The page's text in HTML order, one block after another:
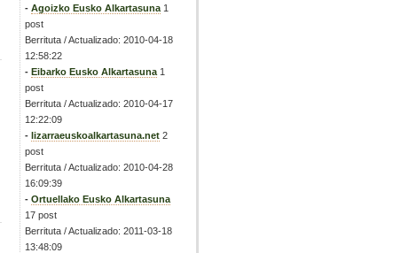
- Agoizko Eusko Alkartasuna 1
post
Berrituta / Actualizado: 2010-04-18
12:58:22
- Eibarko Eusko Alkartasuna 1
post
Berrituta / Actualizado: 2010-04-17
12:22:09
- lizarraeuskoalkartasuna.net 2
post
Berrituta / Actualizado: 2010-04-28
16:09:39
- Ortuellako Eusko Alkartasuna
17 post
Berrituta / Actualizado: 2011-03-18
13:48:09